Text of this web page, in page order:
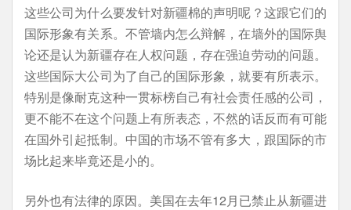
这些公司为什么要发针对新疆棉的声明呢？这跟它们的
国际形象有关系。不管墙内怎么辩解，在墙外的国际舆
论还是认为新疆存在人权问题，存在强迫劳动的问题。
这些国际大公司为了自己的国际形象，就要有所表示。
特别是像耐克这种一贯标榜自己有社会责任感的公司，
更不能不在这个问题上有所表态，不然的话反而有可能
在国外引起抵制。中国的市场不管有多大，跟国际的市
场比起来毕竟还是小的。
另外也有法律的原因。美国在去年12月已禁止从新疆进